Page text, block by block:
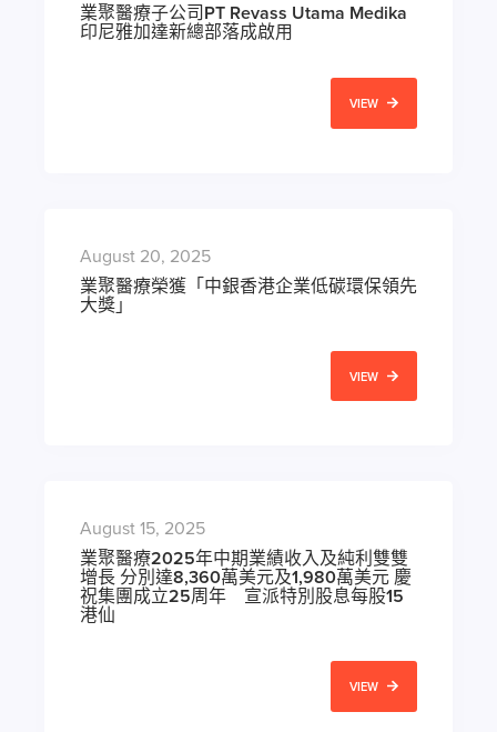
業聚醫療子公司PT Revass Utama Medika
印尼雅加達新總部落成啟用
VIEW
August 20, 2025
業聚醫療榮獲「中銀香港企業低碳環保領先
大獎」
VIEW
August 15, 2025
業聚醫療2025年中期業績收入及純利雙雙
增長 分別達8,360萬美元及1,980萬美元 慶
祝集團成立25周年 宣派特別股息每股15
港仙
VIEW